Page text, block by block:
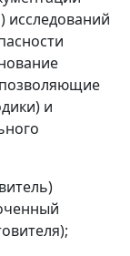
исследований
и